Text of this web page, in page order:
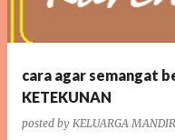
cara agar semangat
KETEKUNAN
posted by KELUARGA